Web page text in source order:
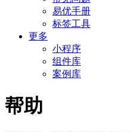
易优手册
标签工具
更多
小程序
组件库
案例库
帮助